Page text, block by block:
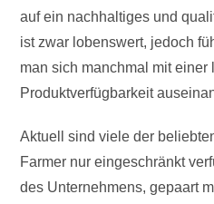
auf ein nachhaltiges und
ist zwar lobenswert, jedoch
man sich manchmal mit einer
Produktverfügbarkeit
Aktuell sind viele der
Farmer nur eingeschränkt
des Unternehmens, gepaart